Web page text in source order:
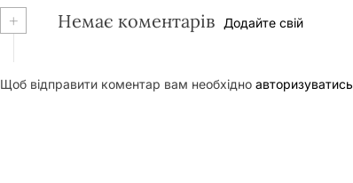
+ Немає коментарів Додайте свій
Щоб відправити коментар вам необхідно авторизуватись